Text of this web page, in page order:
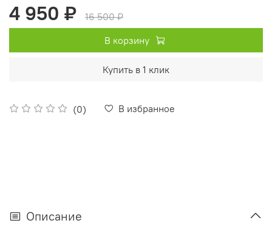
(0) В избранное
4 950 ₽
16 500 ₽
В корзину
Купить в 1 клик
Описание